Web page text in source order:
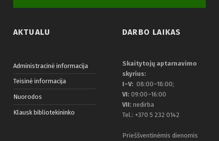
AKTUALU
Administracinė informacija
Teisinė informacija
Nuorodos
Klausk bibliotekininko
DARBO LAIKAS
Skaitytojų aptarnavimo
skyrius:
I–V: 08:00–18:00;
VI: 09:00–16:00
VII: nedirba
Tel.: +370 5 232 0142
Prieššventinėmis dienomis